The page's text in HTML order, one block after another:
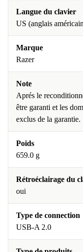
Langue du clavier
US (anglais
Marque
Razer
Note
Aprés le
être garanti et les
exclus de la garantie.
Poids
659.0 g
Rétroéclairage du
oui
Type de connection
USB-A 2.0